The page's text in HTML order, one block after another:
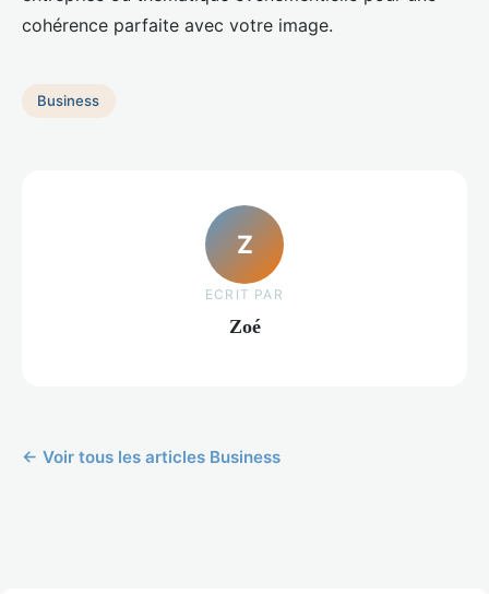
cohérence parfaite avec votre image.
Business
Z
ECRIT PAR
Zoé
← Voir tous les articles Business